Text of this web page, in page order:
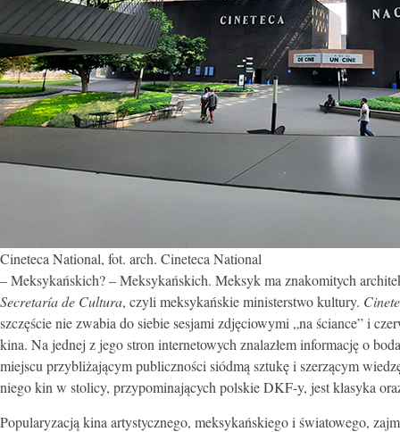
Cineteca National, fot. arch. Cineteca National
– Meksykańskich? – Meksykańskich. Meksyk ma znakomitych
Secretaría de Cultura, czyli meksykańskie ministerstwo kultury.
szczęście nie zwabia do siebie sesjami zdjęciowymi „na ściance” i
kina. Na jednej z jego stron internetowych znalazłem informację o
miejscu przybliżającym publiczności siódmą sztukę i szerzącym
niego kin w stolicy, przypominających polskie DKF-y, jest klasyka
Popularyzacją kina artystycznego, meksykańskiego i światowego,